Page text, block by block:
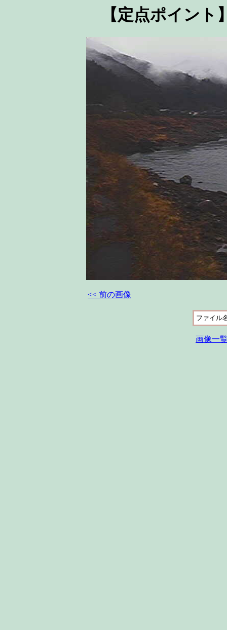
【定点ポイン
<< 前の画像
ファイル
画像一